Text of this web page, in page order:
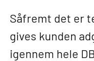
Såfremt det er
gives kunden
igennem hele